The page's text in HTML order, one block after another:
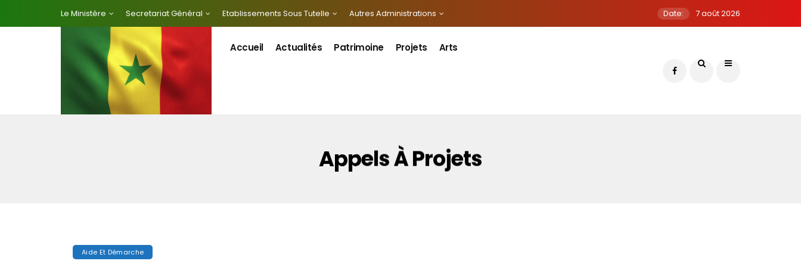
Le Ministère Secretariat Général Etablissements Sous Tutelle Autres Administrations Date: 7 août 2026
Accueil Actualités Patrimoine Projets Arts
Appels À Projets
Aide Et Démarche